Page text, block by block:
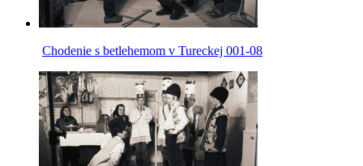
Chodenie s betlehemom v Tureckej 001-08